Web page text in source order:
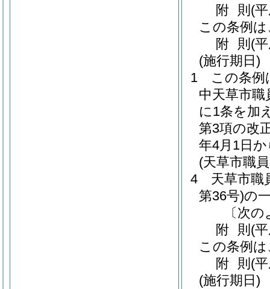
附 則 (
この条例
附 則 (
(施行期日)
1
この条例
中天草市
に1条を加
第3項の改
年4月1日
(天草市職
4
天草市職
第36号)の
〔次
附 則 (
この条例
附 則 (
(施行期日)